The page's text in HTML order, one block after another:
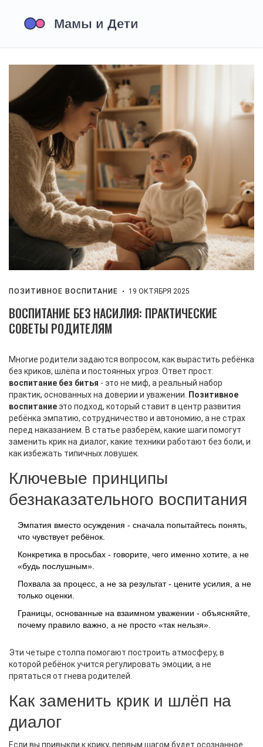
ПОЗИТИВНОЕ ВОСПИТАНИЕ 19 ОКТЯБРЯ 2025
ВОСПИТАНИЕ БЕЗ НАСИЛИЯ: ПРАКТИЧЕСКИЕ
СОВЕТЫ РОДИТЕЛЯМ
Многие родители задаются вопросом, как вырастить ребёнка
без криков, шлёпа и постоянных угроз. Ответ прост:
воспитание без битья - это не миф, а реальный набор
практик, основанных на доверии и уважении.
Позитивное
воспитаниеэто подход, который ставит в центр развития
ребёнка эмпатию, сотрудничество и автономию, а не страх
перед наказанием . В статье разберём, какие шаги помогут
заменить крик на диалог, какие техники работают без боли, и
как избежать типичных ловушек.
Ключевые принципы
безнаказательного воспитания
Эмпатия вместо осуждения - сначала попытайтесь понять,
что чувствует ребёнок.
Конкретика в просьбах - говорите, чего именно хотите, а не
«будь послушным».
Похвала за процесс, а не за результат - цените усилия, а не
только оценки.
Границы, основанные на взаимном уважении - объясняйте,
почему правило важно, а не просто «так нельзя».
Эти четыре столпа помогают построить атмосферу, в
которой ребёнок учится регулировать эмоции, а не
прятаться от гнева родителей.
Как заменить крик и шлёп на
диалог
Если вы привыкли к крику, первым шагом будет осознанное